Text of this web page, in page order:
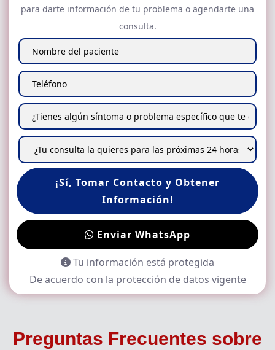
para darte información de tu problema o agendarte una
consulta.
¡Sí, Tomar Contacto y Obtener
Información!
Enviar WhatsApp
Tu información está protegida
De acuerdo con la protección de datos vigente
Preguntas Frecuentes sobre